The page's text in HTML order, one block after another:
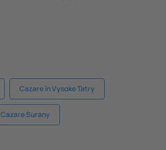
Cazare în Vysoke Tatry
Cazare Surany